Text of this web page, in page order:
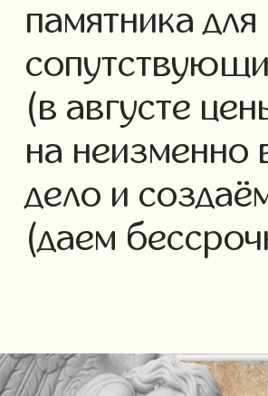
памятника
(в августе
на
дело и
(даем